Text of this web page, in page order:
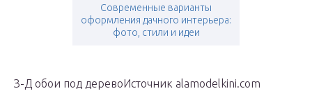
Современные варианты
оформления дачного интерьера:
фото, стили и идеи
З-Д обои под деревоИсточник alamodelkini.com